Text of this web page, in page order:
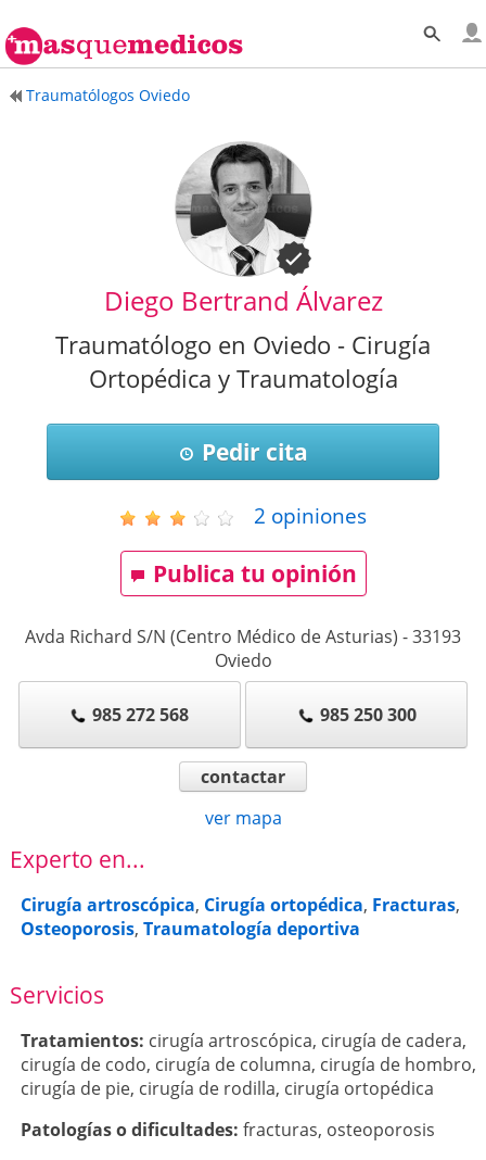
Traumatólogos Oviedo
Diego Bertrand Álvarez
Traumatólogo en Oviedo - Cirugía
Ortopédica y Traumatología
Pedir cita
2 opiniones
Publica tu opinión
Avda Richard S/N (Centro Médico de Asturias) -33193
Oviedo
985 272 568 985 250 300
contactar
ver mapa
Experto en...
Cirugía artroscópica, Cirugía ortopédica, Fracturas,
Osteoporosis, Traumatología deportiva
Servicios
Tratamientos: cirugía artroscópica, cirugía de cadera,
cirugía de codo, cirugía de columna, cirugía de hombro,
cirugía de pie, cirugía de rodilla, cirugía ortopédica
Patologí­as o dificultades: fracturas, osteoporosis